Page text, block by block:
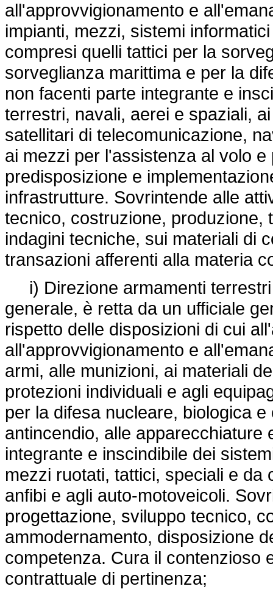
all'approvvigionamento e
impianti, mezzi, sistemi
compresi quelli tattici per la
sorveglianza marittima e per la
non facenti parte integrante e
terrestri, navali, aerei e spaziali,
satellitari di telecomunicazione,
ai mezzi per l'assistenza al volo
predisposizione e
infrastrutture. Sovrintende alle
tecnico, costruzione, produzione,
indagini tecniche, sui materiali di
transazioni afferenti alla materia
i) Direzione armamenti terrestri
generale, è retta da un ufficiale
rispetto delle disposizioni di cui
all'approvvigionamento e
armi, alle munizioni, ai materiali
protezioni individuali e agli
per la difesa nucleare, biologica
antincendio, alle apparecchiature
integrante e inscindibile dei
mezzi ruotati, tattici, speciali e da
anfibi e agli auto-motoveicoli.
progettazione, sviluppo tecnico,
ammodernamento, disposizione
competenza. Cura il contenzioso
contrattuale di pertinenza;